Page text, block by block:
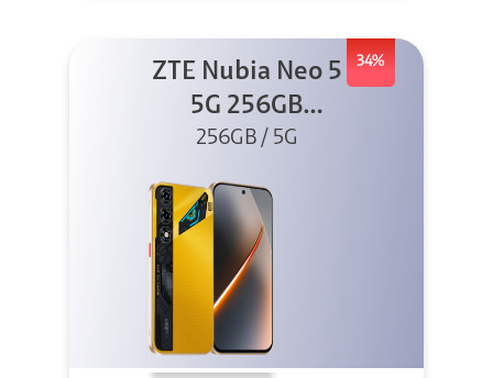
34%
ZTE Nubia Neo 5
5G 256GB
Dorado
256GB / 5G